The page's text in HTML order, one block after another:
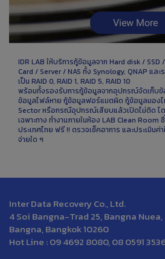
View More
IDR LAB ให้บริการกู้ข้อมูลจาก Hard disk /
Card / Server / NAS ทั้ง Synology, QNAP และ
เป็น RAID 0, RAID 1, RAID 5, RAID 10
พร้อมทั้งรองรับการกู้ข้อมูลจากอุปกรณ์จัดเก็บ
ข้อมูลไฟล์หาย กู้ข้อมูลฟอร์แมตผิด กู้ข้อมูลมองไ
Sector หรือกรณีอุปกรณ์เสียบแล้วเปิดไม่ติด โ
เฉพาะทาง ทำงานภายในห้อง LAB Clean Room
ประเทศไทย ฟรี !! ตรวจเช็คอาการ และประเมินค่
จ่ายใด ๆ
Inter Data Recovery Co., Ltd.
4 Soi Bangna-Trad 25, Bangna Nuea,
Bangna, Bangkok 10260
Hot Line : 09 4692 8080, 08 0591